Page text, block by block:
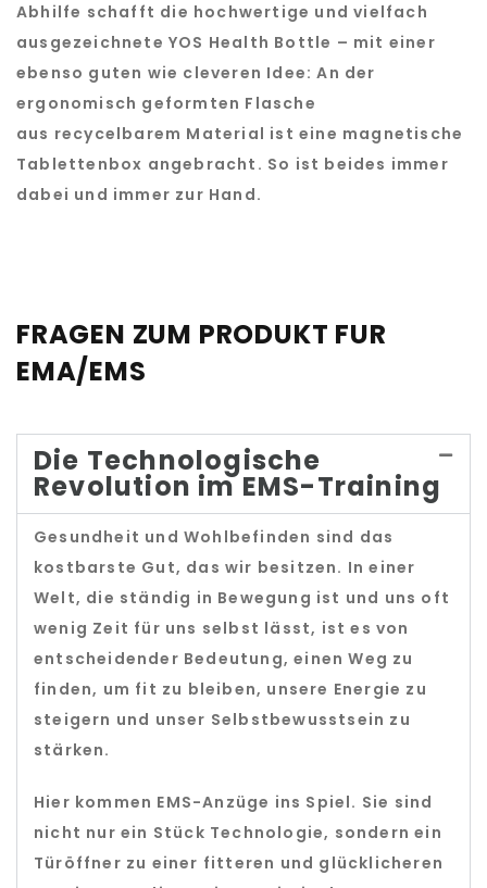
Abhilfe schafft die hochwertige und vielfach
ausgezeichnete YOS Health Bottle – mit einer
ebenso guten wie cleveren Idee: An der
ergonomisch geformten Flasche
aus recycelbarem Material ist eine magnetische
Tablettenbox angebracht. So ist beides immer
dabei und immer zur Hand.
FRAGEN ZUM PRODUKT FUR
EMA/EMS
Die Technologische
Revolution im EMS-Training
Gesundheit und Wohlbefinden sind das
kostbarste Gut, das wir besitzen. In einer
Welt, die ständig in Bewegung ist und uns oft
wenig Zeit für uns selbst lässt, ist es von
entscheidender Bedeutung, einen Weg zu
finden, um fit zu bleiben, unsere Energie zu
steigern und unser Selbstbewusstsein zu
stärken.
Hier kommen EMS-Anzüge ins Spiel. Sie sind
nicht nur ein Stück Technologie, sondern ein
Türöffner zu einer fitteren und glücklicheren